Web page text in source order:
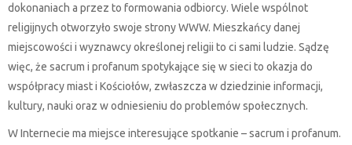
dokonaniach a przez to formowania odbiorcy. Wiele wspólnot
religijnych otworzyło swoje strony WWW. Mieszkańcy danej
miejscowości i wyznawcy określonej religii to ci sami ludzie. Sądzę
więc, że sacrum i profanum spotykające się w sieci to okazja do
współpracy miast i Kościołów, zwłaszcza w dziedzinie informacji,
kultury, nauki oraz w odniesieniu do problemów społecznych.
W Internecie ma miejsce interesujące spotkanie – sacrum i profanum.